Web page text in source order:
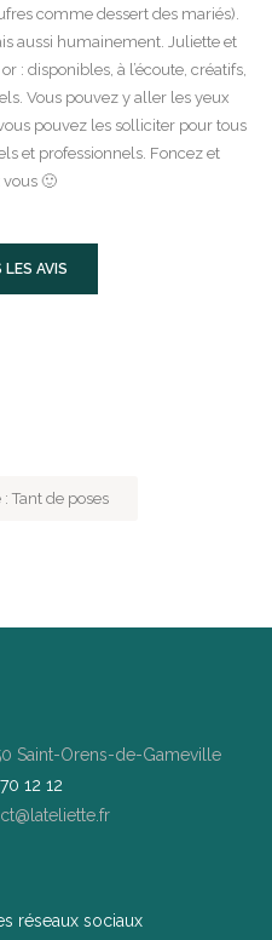
comme dessert des mariés).
aussi humainement. Juliette et
: disponibles, à l’écoute, créatifs,
Vous pouvez y aller les yeux
pouvez les solliciter pour tous
et professionnels. Foncez et
🙂
AVIS
Tant de poses
Saint-Orens-de-Gameville
70 12 12
réseaux sociaux